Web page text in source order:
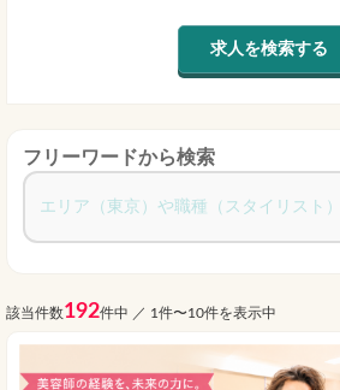
フリーワードから検索
該当件数192件中 ／ 1件〜10件を表示中